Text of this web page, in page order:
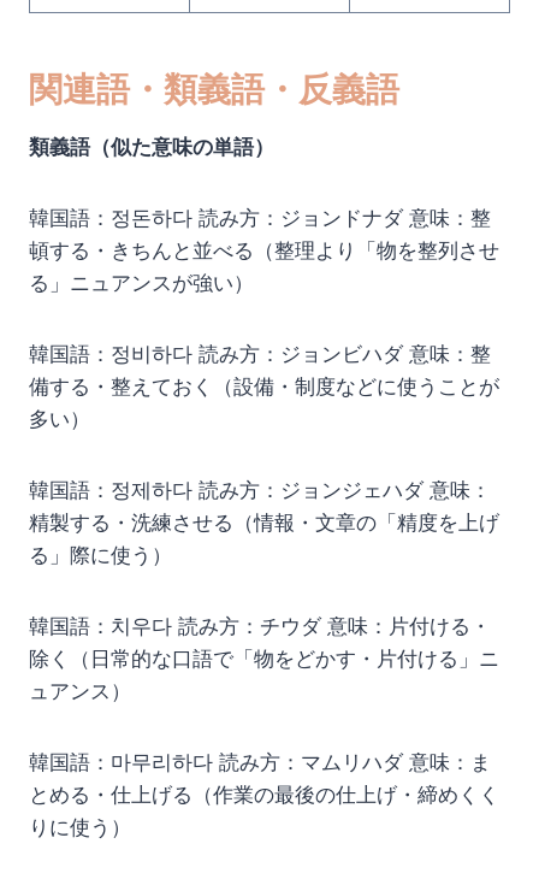
関連語・類義語・反義語
類義語（似た意味の単語）
韓国語：정돈하다 読み方：ジョンドナダ 意味：整
頓する・きちんと並べる（整理より「物を整列させ
る」ニュアンスが強い）
韓国語：정비하다 読み方：ジョンビハダ 意味：整
備する・整えておく（設備・制度などに使うことが
多い）
韓国語：정제하다 読み方：ジョンジェハダ 意味：
精製する・洗練させる（情報・文章の「精度を上げ
る」際に使う）
韓国語：치우다 読み方：チウダ 意味：片付ける・
除く（日常的な口語で「物をどかす・片付ける」ニ
ュアンス）
韓国語：마무리하다 読み方：マムリハダ 意味：ま
とめる・仕上げる（作業の最後の仕上げ・締めくく
りに使う）